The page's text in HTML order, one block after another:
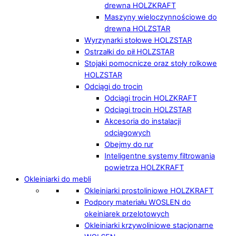
drewna HOLZKRAFT
Maszyny wieloczynnościowe do
drewna HOLZSTAR
Wyrzynarki stołowe HOLZSTAR
Ostrzałki do pił HOLZSTAR
Stojaki pomocnicze oraz stoły rolkowe
HOLZSTAR
Odciągi do trocin
Odciągi trocin HOLZKRAFT
Odciągi trocin HOLZSTAR
Akcesoria do instalacji
odciągowych
Obejmy do rur
Inteligentne systemy filtrowania
powietrza HOLZKRAFT
Okleiniarki do mebli
Okleiniarki prostoliniowe HOLZKRAFT
Podpory materiału WOSLEN do
okeiniarek przelotowych
Okleiniarki krzywoliniowe stacjonarne